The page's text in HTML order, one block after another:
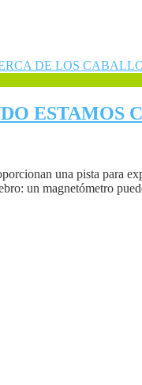
ESTAMOS
una pista para
un magnetómetro